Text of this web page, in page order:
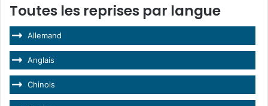
Toutes les reprises par langue
Allemand
Anglais
Chinois